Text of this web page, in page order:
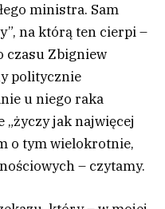
ministra. Sam
na którą ten cierpi –
czasu Zbigniew
politycznie
u niego raka
„życzy jak najwięcej
o tym wielokrotnie,
– czytamy.